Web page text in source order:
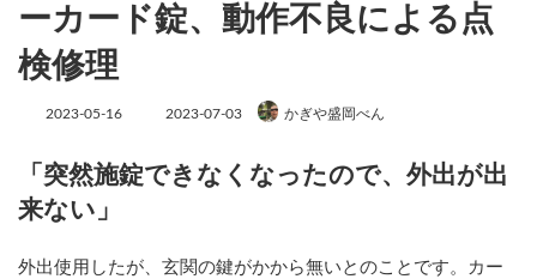
ーカード錠、動作不良による点
検修理
2023-05-16
最
新
日
2023-07-03 かぎや盛岡べん
「突然施錠できなくなったので、外出が出
来ない」
外出使用したが、玄関の鍵がかから無いとのことです。カー